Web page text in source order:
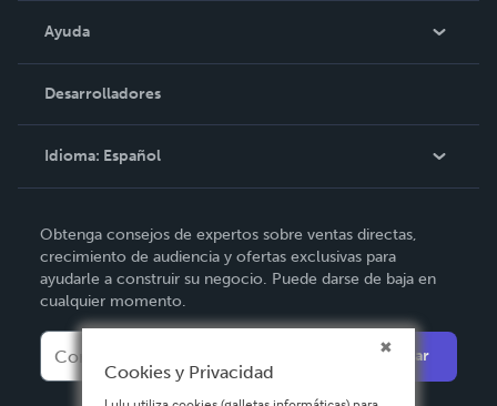
Blog
Videos
Podcast
Ayuda
Búsqueda del pedido
Base de conocimientos
Comuníquese con Soporte
Desarrolladores
Idioma: Español
Deutsch
Français
Italiano
Español
Obtenga consejos de expertos sobre ventas directas,
crecimiento de audiencia y ofertas exclusivas para
ayudarle a construir su negocio. Puede darse de baja en
cualquier momento.
Enviar
Cookies y Privacidad